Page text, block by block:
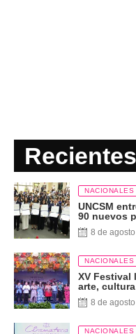
Recientes
NACIONALES
UNCSM
90 nuevos
8 de
NACIONALES
XV Festival
arte, cultura
8 de
NACIONALES